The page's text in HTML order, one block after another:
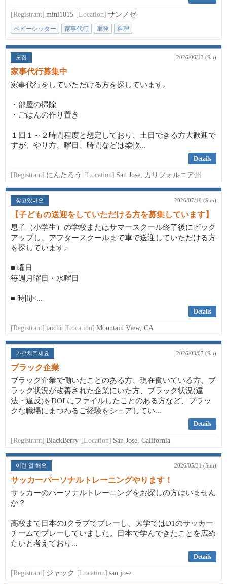
[Registrant] mini1015 [Location] サンノゼ
ベビーシッター 家事代行 単発 料理
모집 2026/06/13 (Sat)
家事代行募集中
家事代行をしていただける方を探しています。
・部屋の掃除
・ごはんの作り置き
１回１～２時間程度と想定しており、土日できる方大歓迎で
すが、やり方、曜日、時間などは柔軟...
Details
[Registrant] にんたろう [Location] San Jose, カリフォルニア州
찾고있어요 2026/07/19 (Sun)
【子どもの送迎をしていただける方を募集しています】
息子（小学生）の学校またはサマースクール終了後にピック
アップし、アフタースクールまで車で送迎していただける方
を探しています。
■ 曜日
毎週月曜日・水曜日
■ 時間<...
Details
[Registrant] taichi [Location] Mountain View, CA
가르쳐주세요 2026/03/07 (Sat)
ブラック企業
ブラック企業で働いたことのある方、現在働いている方、ブ
ラック状況が改善された企業にいた方、ブラック状況(違
法・違反)をDOLにファイルしたことのある方など、ブラッ
クな職場にまつわるご経験をシェアしてい...
Details
[Registrant] BlackBerry [Location] San Jose, California
이런 걸 해요 2026/05/31 (Sun)
サッカーパーソナルトレーニングやります！
サッカーのパーソナルトレーニングをお探しの方はいません
か？
高校まで日本のJクラブでプレーし、大学ではD1のサッカー
チームでプレーしていました。日本で学んできたことを広め
たいと考えており...
Details
[Registrant] ジャック [Location] san jose